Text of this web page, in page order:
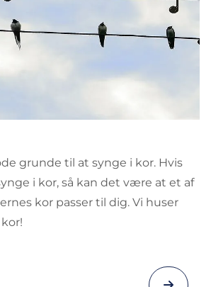
grunde til at synge i kor. Hvis
i kor, så kan det være at et af
kor passer til dig. Vi huser